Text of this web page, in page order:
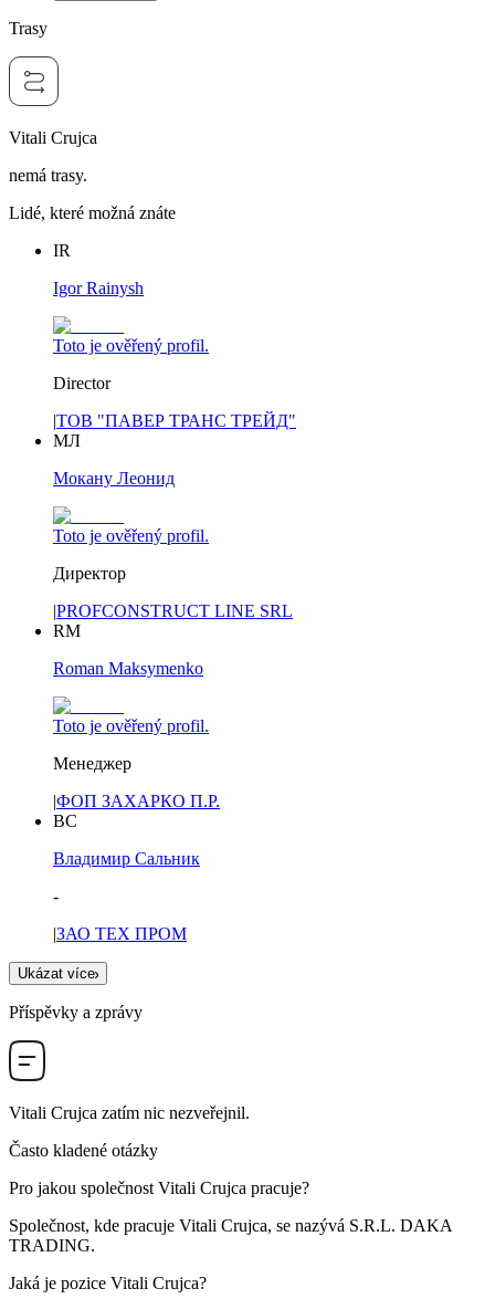
Trasy
Vitali Crujca
nemá trasy.
Lidé, které možná znáte
IR
Igor Rainysh
Toto je ověřený profil.
Director
|ТОВ "ПАВЕР ТРАНС ТРЕЙД"
МЛ
Мокану Леонид
Toto je ověřený profil.
Директор
|PROFCONSTRUCT LINE SRL
RM
Roman Maksymenko
Toto je ověřený profil.
Менеджер
|ФОП ЗАХАРКО П.Р.
ВС
Владимир Сальник
-
|ЗАО ТЕХ ПРОМ
Ukázat více
Příspěvky a zprávy
Vitali Crujca zatím nic nezveřejnil.
Často kladené otázky
Pro jakou společnost Vitali Crujca pracuje?
Společnost, kde pracuje Vitali Crujca, se nazývá S.R.L. DAKA
TRADING.
Jaká je pozice Vitali Crujca?